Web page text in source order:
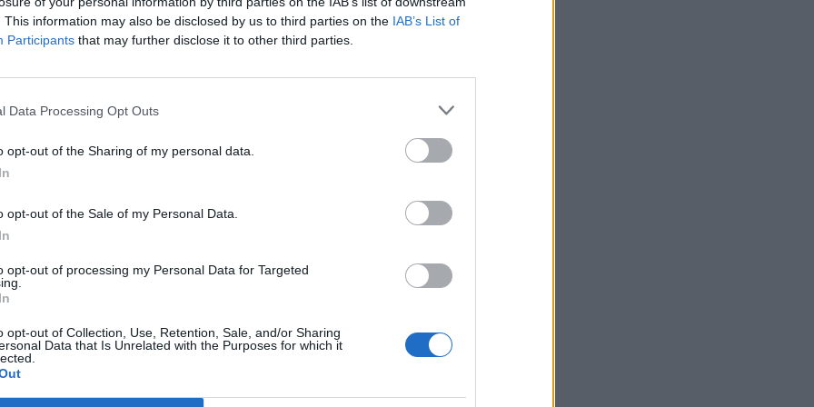
This information may also be disclosed by us to third parties on the IAB’s List of
Participants that may further disclose it to other third parties.
Data Processing Opt Outs
opt-out of the Sharing of my personal data.
opt-out of the Sale of my Personal Data.
opt-out of processing my Personal Data for Targeted
opt-out of Collection, Use, Retention, Sale, and/or Sharing
Data that Is Unrelated with the Purposes for which it
az új rendszer 2019 októberéig marad érvényben, és a jelenlegi rendszerre
hogy a Törökországból és a Közel-Keletről történő áttelepítések folytatása
kell fektetni az Észak-Afrikából...
portfolio.hu hírarchívumához tartozik, melynek olvasása előfizetéses
cikkarchívum
elmúlt 2 év napon belüli
Előfizetés